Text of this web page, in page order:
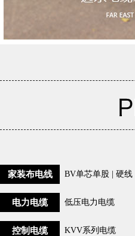
家装布电线 BV单芯单股 | 硬线
电力电缆 低压电力电缆
控制电缆 KVV系列电缆